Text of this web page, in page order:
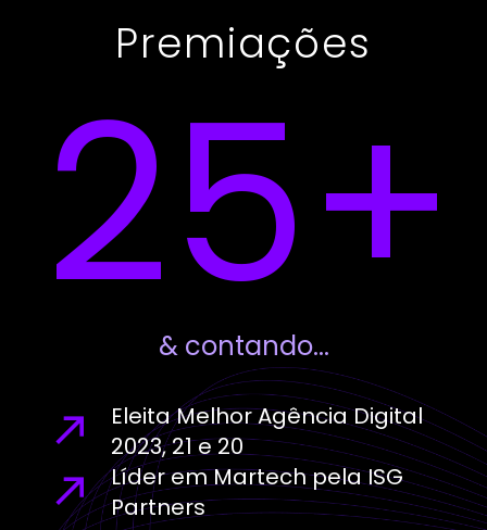
Premiações
& contando...
25+
Eleita Melhor Agência Digital
2023, 21 e 20
Líder em Martech pela ISG
Partners